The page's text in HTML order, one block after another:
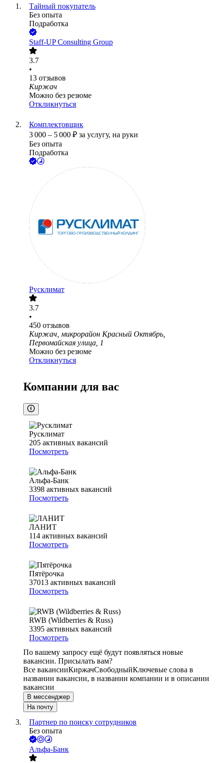
Тайный покупатель
Без опыта
Подработка
Staff-UP Consulting Group
3.7
•
13 отзывов
Киржач
Можно без резюме
Откликнуться
Комплектовщик
3 000 – 5 000 ₽ за услугу, на руки
Без опыта
Подработка
Русклимат
3.7
•
450 отзывов
Киржач, микрорайон Красный Октябрь,
Первомайская улица, 1
Можно без резюме
Откликнуться
Компании для вас
Русклимат
205 активных вакансий
Посмотреть
Альфа-Банк
3398 активных вакансий
Посмотреть
ЛАНИТ
114 активных вакансий
Посмотреть
Пятёрочка
37013 активных вакансий
Посмотреть
RWB (Wildberries & Russ)
3395 активных вакансий
Посмотреть
По вашему запросу ещё будут появляться новые
вакансии. Присылать вам?
Все вакансииКиржачСвободныйКлючевые слова в
названии вакансии, в названии компании и в описании
вакансии
В мессенджер
На почту
Партнер по поиску сотрудников
Без опыта
Альфа-Банк